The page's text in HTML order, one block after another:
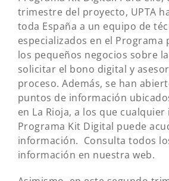
trimestre del proyecto, UPTA
toda España a un equipo de
especializados en el Programa
los pequeños negocios sobre
solicitar el bono digital y
proceso. Además, se han
puntos de información
en La Rioja, a los que
Programa Kit Digital puede
información. Consulta todos
información en nuestra web.